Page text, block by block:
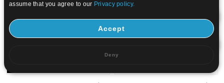
assume that you agree to our Privacy policy.
Accept
Deny